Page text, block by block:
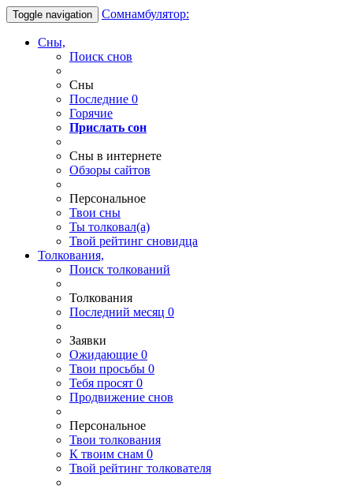
Toggle navigation Сомнамбулятор:
Сны,
Поиск снов
Сны
Последние 0
Горячие
Прислать сон
Сны в интернете
Обзоры сайтов
Персональное
Твои сны
Ты толковал(а)
Твой рейтинг сновидца
Толкования,
Поиск толкований
Толкования
Последний месяц 0
Заявки
Ожидающие 0
Твои просьбы 0
Тебя просят 0
Продвижение снов
Персональное
Твои толкования
К твоим снам 0
Твой рейтинг толкователя